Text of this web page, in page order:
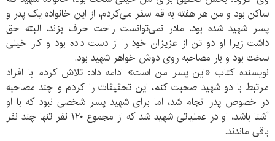
ساکن بود و من هر هفته به قم سفر می‌کردم، از این خانواده یک پدر و
پسر شهید شده بود، مادر نمی‌توانست راحت حرف بزند، البته حق
داشت زیرا او دو تن از عزیزان خود را از دست داده بود و کار خیلی
سخت بود و بار مصاحبه روی دوش خواهر شهید بود.
نویسنده کتاب «این پسر من است» ادامه داد: تلاش کردم با افراد
مرتبط با دو شهید صحبت کنم، این تحقیقات را کردم و چند مصاحبه
در خصوص پدر انجام شد، اما برای شهید پسر شخصی نبود که با او
آشنا باشد، او در عملیاتی شهید شد که از مجموع ۱۲۰ نفر تنها چند نفر
باقی ماندند.